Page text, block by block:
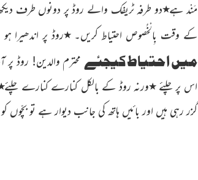
مَنْد ہے٭دو طرفہ ٹریفک والے روڈ پر دونوں طرف
کے وقت بِالْخُصوص احتیاط کریں۔٭روڈ پر اندھیرا
میں احتیاط کیجئے محترم والدین! روڈ
اس پر چلئے٭ورنہ روڈ کے بالکل کنارے کنارے چلئے
گزر رہی ہیں اور بائیں ہاتھ کی جانب دیوار ہے تو بچّوں